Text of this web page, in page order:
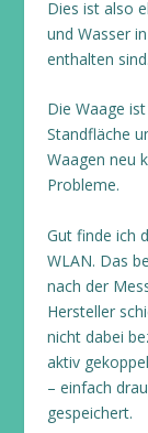
Dies ist also
und Wasser
enthalten sind.
Die Waage
Standfläche
Waagen neu
Probleme.
Gut finde ich
WLAN. Das
nach der
Hersteller
nicht dabei
aktiv
– einfach
gespeichert.